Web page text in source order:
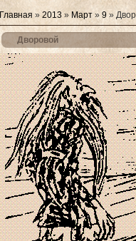
Главная » 2013 » Март » 9»
Дворовой